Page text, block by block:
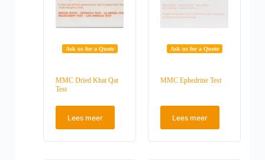
Ask us for a Quote
MMC Dried Khat Qat
Test
Lees meer
Ask us for a Quote
MMC Ephedrine Test
Lees meer